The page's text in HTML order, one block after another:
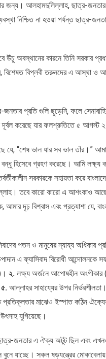
জন্য। আলহামদুলিল্লাহ, ছাত্র-
নিশ্চিত না হওয়া পর্যন্ত ছাত্র-
অবস্থানের কারনে তিনি সরকার
বিপ্লবী তরুনদের এ আস্থা ও
প্রতি গুলি ছুড়েনি, ফলে
দূর্বল করেছে যার ফলশ্রুতিতে ৫ আগস্ট
“শেষ ভাল যার সব ভাল তাঁর।”
হিসেবে গ্রহণ করেছে। আমি লক্ষ্য
সরকারকে সহায়তা করে
তবে কারো কারো এ আশংকাও আছে
দৃঢ় বিশ্বাস এবং প্রত্যাশা যে,
পতন ও মানুষের ন্যায্য অধিকার
এ ফ্যাসিবাদ বিরোধী
২. লক্ষ্য অর্জনে আপোষহীন
৫. আল্লাহর সাহায্যের উপর
প্রতিকূলতার মাঝেও ইস্পাত কঠিন
যুগিয়েছে।
ছাত্র-জনতার এ ঐক্য অটুট ছিল এবং
বুনে যাচ্ছে। সকল ষড়যন্ত্রের